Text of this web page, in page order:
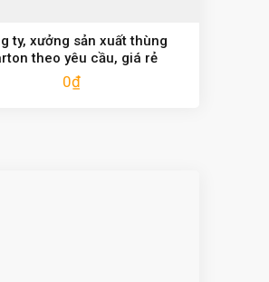
ty, xưởng sản xuất thùng
theo yêu cầu, giá rẻ
0₫